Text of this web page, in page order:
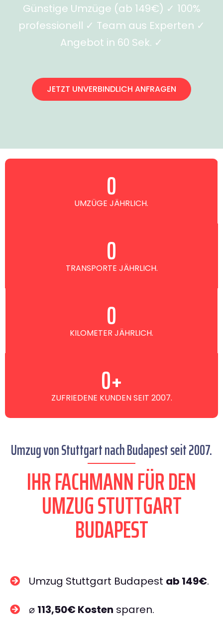
Günstige Umzüge (ab 149€) ✓ 100%
professionell ✓ Team aus Experten ✓
Angebot in 60 Sek. ✓
JETZT UNVERBINDLICH ANFRAGEN
UMZÜGE JÄHRLICH.
0
TRANSPORTE JÄHRLICH.
0
KILOMETER JÄHRLICH.
0
ZUFRIEDENE KUNDEN SEIT 2007.
0+
Umzug von Stuttgart nach Budapest seit 2007.
IHR FACHMANN FÜR DEN
UMZUG STUTTGART
BUDAPEST
Umzug Stuttgart Budapest ab 149€.
⌀ 113,50€ Kosten sparen.